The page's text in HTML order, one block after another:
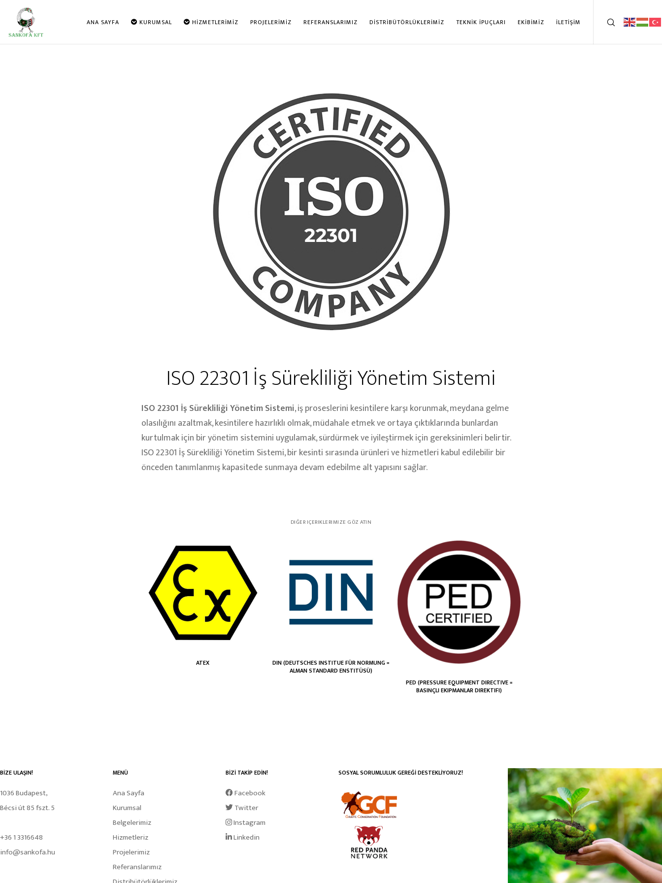
ANA SAYFA KURUMSAL HİZMETLERİMİZ PROJELERİMİZ REFERANSLARIMIZ DİSTRİBÜTÖRLÜKLERİMİZ TEKNİK İPUÇLARI EKİBİMİZ İLETİŞİM
ISO 22301 İş Sürekliliği Yönetim Sistemi
ISO 22301 İş Sürekliliği Yönetim Sistemi, iş proseslerini kesintilere karşı korunmak, meydana gelme
olasılığını azaltmak, kesintilere hazırlıklı olmak, müdahale etmek ve ortaya çıktıklarında bunlardan
kurtulmak için bir yönetim sistemini uygulamak, sürdürmek ve iyileştirmek için gereksinimleri belirtir.
ISO 22301 İş Sürekliliği Yönetim Sistemi, bir kesinti sırasında ürünleri ve hizmetleri kabul edilebilir bir
önceden tanımlanmış kapasitede sunmaya devam edebilme alt yapısını sağlar.
DIĞER IÇERIKLERIMIZE GÖZ ATIN
ATEX
DIN (DEUTSCHES INSTITUE FÜR NORMUNG =
ALMAN STANDARD ENSTITÜSÜ)
PED (PRESSURE EQUIPMENT DIRECTIVE =
BASINÇLI EKIPMANLAR DIREKTIFI)
BİZE ULAŞIN!
1036 Budapest,
Bécsi út 85 fszt. 5
+36 1 3316648
info@sankofa.hu
MENÜ
Ana Sayfa
Kurumsal
Belgelerimiz
Hizmetleriz
Projelerimiz
Referanslarımız
BİZİ TAKİP EDİN!
Facebook
Twitter
Instagram
Linkedin
SOSYAL SORUMLULUK GEREĞİ DESTEKLİYORUZ!